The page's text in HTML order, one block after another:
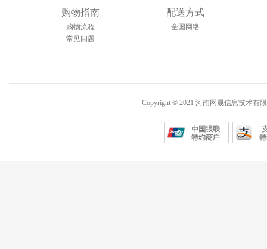
购物指南
购物流程
常见问题
配送方式
全国网络
Copyright © 2021 河南网晟信息技术有